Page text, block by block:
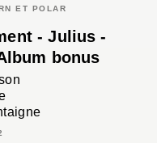
ET POLAR
- Julius -
bonus